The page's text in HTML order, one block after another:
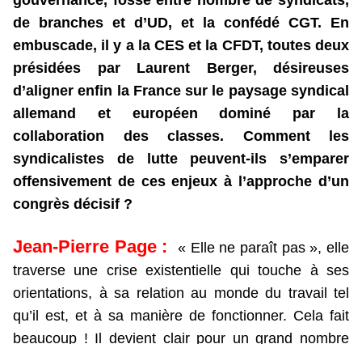
de branches et d’UD, et la confédé CGT. En
embuscade, il y a la CES et la CFDT, toutes deux
présidées par Laurent Berger, désireuses
d’aligner enfin la France sur le paysage syndical
allemand et européen dominé par la
collaboration des classes. Comment les
syndicalistes de lutte peuvent-ils s’emparer
offensivement de ces enjeux à l’approche d’un
congrès décisif ?
Jean-Pierre Page :
« Elle ne paraît pas », elle
traverse une crise existentielle qui touche à ses
orientations, à sa relation au monde du travail tel
qu’il est, et à sa manière de fonctionner. Cela fait
beaucoup ! Il devient clair pour un grand nombre